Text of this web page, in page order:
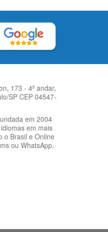
173 - 4º andar,
SP CEP 04547-
em 2004
em mais
o Brasil e Online
ou WhatsApp.